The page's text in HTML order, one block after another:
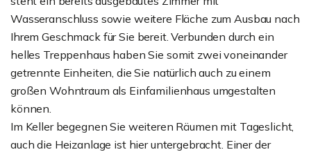
Wasseranschluss sowie weitere Fläche zum Ausbau nach
Ihrem Geschmack für Sie bereit. Verbunden durch ein
helles Treppenhaus haben Sie somit zwei voneinander
getrennte Einheiten, die Sie natürlich auch zu einem
großen Wohntraum als Einfamilienhaus umgestalten
können.
Im Keller begegnen Sie weiteren Räumen mit Tageslicht,
auch die Heizanlage ist hier untergebracht. Einer der